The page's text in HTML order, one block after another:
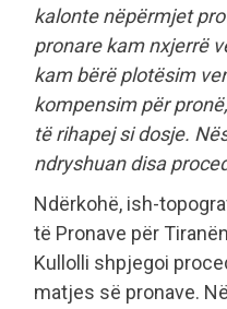
kalonte nëpërmjet
pronare kam nxjerrë
kam bërë plotësim
kompensim për
të rihapej si dosje.
ndryshuan disa
Ndërkohë, ish-
të Pronave për
Kullolli shpjegoi
matjes së pronave.